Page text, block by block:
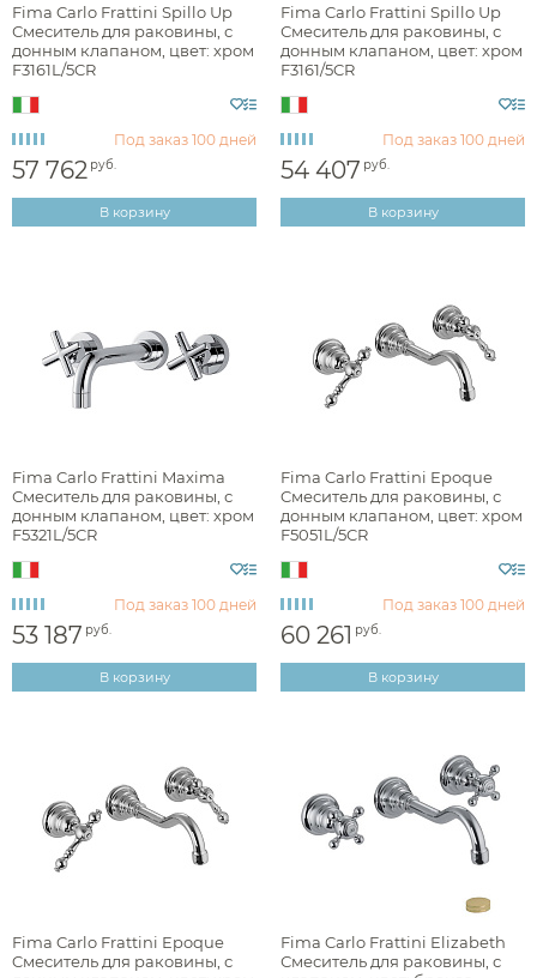
неоклассика
прованс
Раздел каталога
Монтаж
Материал
Управление
Длина излива, см
Fima Carlo Frattini Spillo Up
Смеситель для раковины, с
донным клапаном, цвет: хром
F3161L/5CR
Под заказ 100 дней
57 762 руб.
В корзину
Fima Carlo Frattini Spillo Up
Смеситель для раковины, с
донным клапаном, цвет: хром
F3161/5CR
Под заказ 100 дней
54 407 руб.
В корзину
Fima Carlo Frattini Maxima
Смеситель для раковины, с
донным клапаном, цвет: хром
F5321L/5CR
Под заказ 100 дней
53 187 руб.
В корзину
Fima Carlo Frattini Epoque
Cмеситель для раковины, с
донным клапаном, цвет: хром
F5051L/5CR
Под заказ 100 дней
60 261 руб.
В корзину
Fima Carlo Frattini Epoque
Cмеситель для раковины, с
Fima Carlo Frattini Elizabeth
Смеситель для раковины, с